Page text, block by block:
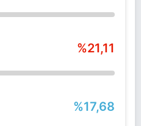
%21,11
%17,68